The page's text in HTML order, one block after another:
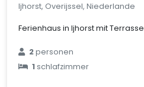
Ijhorst, Overijssel, Niederlande
Ferienhaus in Ijhorst mit Terrasse
2personen
1schlafzimmer